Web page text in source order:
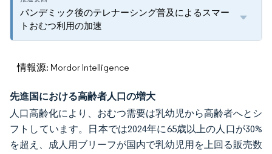
パンデミック後のテレナーシング普及によるスマー
トおむつ利用の加速
情報源: Mordor Intelligence
先進国における高齢者人口の増大
人口高齢化により、おむつ需要は乳幼児から高齢者へとシ
フトしています。日本では2024年に65歳以上の人口が30%
を超え、成人用ブリーフが国内で乳幼児用を上回る販売数